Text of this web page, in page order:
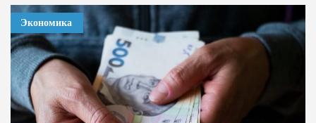
Экономика